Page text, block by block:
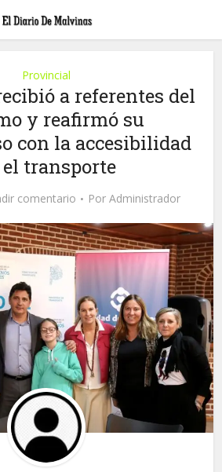
Provincial
a referentes del
y reafirmó su
con la accesibilidad
el transporte
comentario Por Administrador